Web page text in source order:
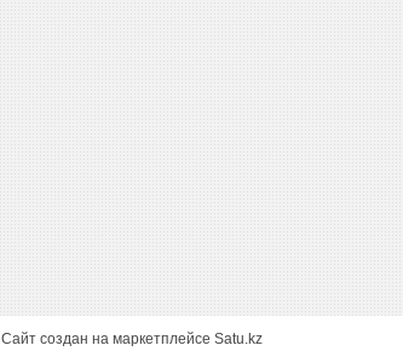
Сайт создан на маркетплейсе Satu.kz